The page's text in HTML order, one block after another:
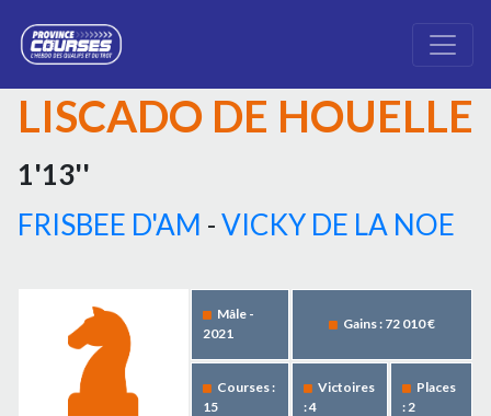
LISCADO DE HOUELLE
1'13''
FRISBEE D'AM -VICKY DE LA NOE
Mâle -
2021
Gains : 72 010 €
Courses :
15
Victoires
: 4
Places
: 2